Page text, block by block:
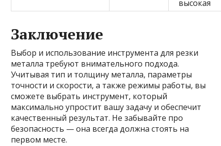
высокая
Заключение
Выбор и использование инструмента для резки
металла требуют внимательного подхода.
Учитывая тип и толщину металла, параметры
точности и скорости, а также режимы работы, вы
сможете выбрать инструмент, который
максимально упростит вашу задачу и обеспечит
качественный результат. Не забывайте про
безопасность — она всегда должна стоять на
первом месте.